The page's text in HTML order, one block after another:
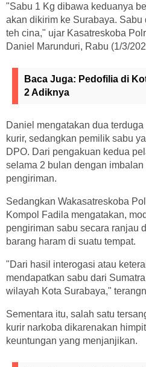
"Sabu 1 Kg dibawa keduanya
akan dikirim ke Surabaya.
teh cina," ujar Kasatreskoba
Daniel Marunduri, Rabu (1/3/
Baca Juga: Pedofilia di
2 Adiknya
Daniel mengatakan dua
kurir, sedangkan pemilik sabu
DPO. Dari pengakuan kedua
selama 2 bulan dengan
pengiriman.
Sedangkan Wakasatreskoba
Kompol Fadila mengatakan,
pengiriman sabu secara ranjau
barang haram di suatu tempat.
"Dari hasil interogasi atau
mendapatkan sabu dari
wilayah Kota Surabaya,"
Sementara itu, salah satu
kurir narkoba dikarenakan
keuntungan yang menjanjikan.